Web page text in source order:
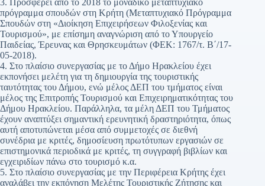
3. Προσφέρει από το 2018 το μοναδικό μεταπτυχιακό
πρόγραμμα σπουδών στη Κρήτη (Μεταπτυχιακό Πρόγραμμα
Σπουδών στη «Διοίκηση Επιχειρήσεων Φιλοξενίας και
Τουρισμού», με επίσημη αναγνώριση από το Υπουργείο
Παιδείας, Έρευνας και Θρησκευμάτων (ΦΕΚ: 1767/τ. Β΄/17-
05-2018).
4. Στο πλαίσιο συνεργασίας με το Δήμο Ηρακλείου έχει
εκπονήσει μελέτη για τη δημιουργία της τουριστικής
ταυτότητας του Δήμου, ενώ μέλος ΔΕΠ του τμήματος είναι
μέλος της Επιτροπής Τουρισμού και Επιχειρηματικότητας του
Δήμου Ηρακλείου. Παράλληλα, τα μέλη ΔΕΠ του Τμήματος
έχουν αναπτύξει σημαντική ερευνητική δραστηριότητα, όπως
αυτή αποτυπώνεται μέσα από συμμετοχές σε διεθνή
συνέδρια με κριτές, δημοσίευση πρωτότυπων εργασιών σε
επιστημονικά περιοδικά με κριτές, τη συγγραφή βιβλίων και
εγχειριδίων πάνω στο τουρισμό κ.α.
5. Στο πλαίσιο συνεργασίας με την Περιφέρεια Κρήτης έχει
αναλάβει την εκπόνηση Μελέτης Τουριστικής Ζήτησης και